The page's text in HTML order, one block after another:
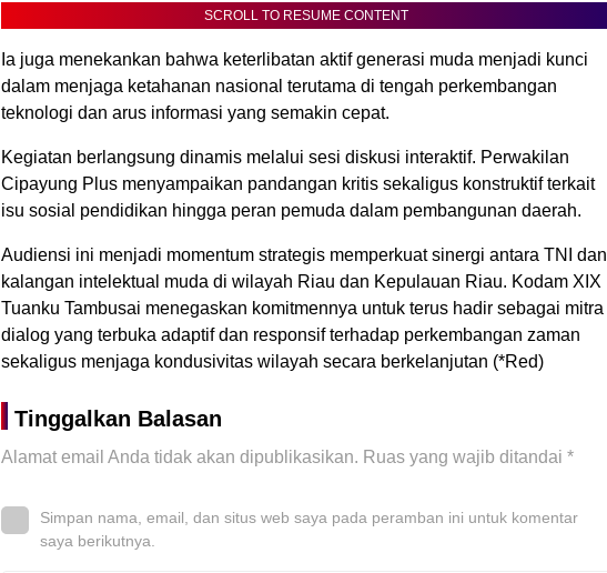
SCROLL TO RESUME CONTENT
Ia juga menekankan bahwa keterlibatan aktif generasi muda menjadi kunci
dalam menjaga ketahanan nasional terutama di tengah perkembangan
teknologi dan arus informasi yang semakin cepat.
Kegiatan berlangsung dinamis melalui sesi diskusi interaktif. Perwakilan
Cipayung Plus menyampaikan pandangan kritis sekaligus konstruktif terkait
isu sosial pendidikan hingga peran pemuda dalam pembangunan daerah.
Audiensi ini menjadi momentum strategis memperkuat sinergi antara TNI dan
kalangan intelektual muda di wilayah Riau dan Kepulauan Riau. Kodam XIX
Tuanku Tambusai menegaskan komitmennya untuk terus hadir sebagai mitra
dialog yang terbuka adaptif dan responsif terhadap perkembangan zaman
sekaligus menjaga kondusivitas wilayah secara berkelanjutan (*Red)
Tinggalkan Balasan
Alamat email Anda tidak akan dipublikasikan. Ruas yang wajib ditandai *
Simpan nama, email, dan situs web saya pada peramban ini untuk komentar
saya berikutnya.